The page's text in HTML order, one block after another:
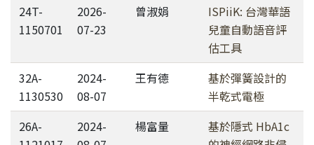
24T-
1150701
2026-
07-23
曾淑娟
ISPiiK: 台灣華語
兒童自動語音評
估工具
32A-
1130530
2024-
08-07
王有德
基於彈簧設計的
半乾式電極
26A-
2024-
楊富量
基於隱式 HbA1c